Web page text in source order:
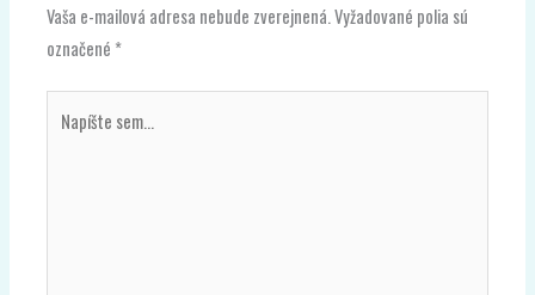
Vaša e-mailová adresa nebude zverejnená.Vyžadované polia sú
označené *
sem...